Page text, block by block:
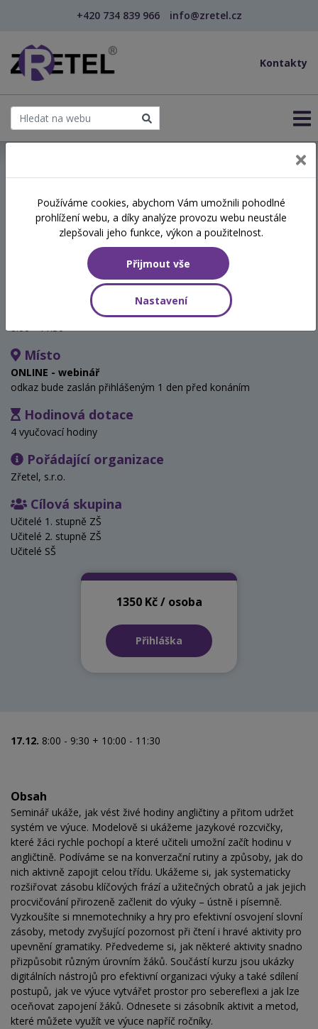
+420 734 839 966 info@zretel.cz
Kontakty
šablony
Metody pro aktivní výuku
angličtiny (webinář)
8:00 - 11:30
Místo
ONLINE - webinář
odkaz bude zaslán přihlášeným 1 den před konáním
Hodinová dotace
4 vyučovací hodiny
Pořádající organizace
Zřetel, s.r.o.
Cílová skupina
Učitelé 1. stupně ZŠ
Učitelé 2. stupně ZŠ
Učitelé SŠ
1350 Kč / osoba
Přihláška
17.12. 8:00 - 9:30 + 10:00 - 11:30
Obsah
Seminář ukáže, jak vést živé hodiny angličtiny a přitom udržet
systém ve výuce. Modelově si ukážeme jazykové rozcvičky,
které žáci rychle pochopí a které učiteli umožní začít hodinu v
angličtině. Podíváme se na konverzační rutiny a způsoby, jak do
nich aktivně zapojit celou třídu. Ukážeme si, jak systematicky
rozšiřovat zásobu klíčových frází a užitečných obratů a jak jejich
procvičování přirozeně začlenit do výuky – ústně i písemně.
Vyzkoušíte si mnemotechniky a hry pro efektivní osvojení slovní
zásoby, metody zvyšující pozornost při čtení i hravé aktivity pro
upevnění gramatiky. Předvedeme si, jak některé aktivity snadno
přizpůsobit různým úrovním žáků. Součástí kurzu jsou ukázky
digitálních nástrojů pro efektivní organizaci výuky a také sdílení
postupů, jak ve výuce vytvářet prostor pro sebereflexi a jak lze
oceňovat zapojení žáků. Odnesete si zásobník aktivit a metod,
které můžete využít ve výuce napříč ročníky.
Používáme cookies, abychom Vám umožnili pohodlné
prohlížení webu, a díky analýze provozu webu neustále
zlepšovali jeho funkce, výkon a použitelnost.
Přijmout vše
Nastavení